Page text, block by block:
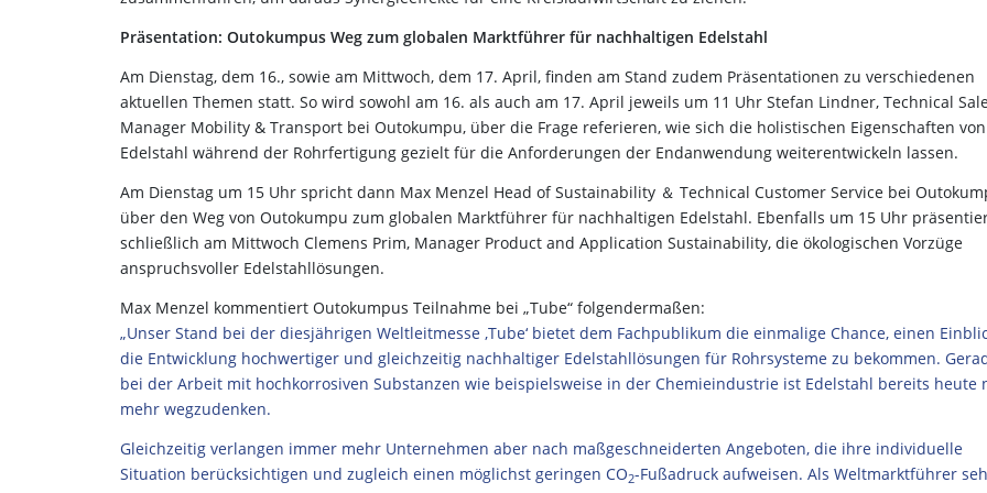
Präsentation: Outokumpus Weg zum globalen Marktführer für nachhaltigen Edelstahl
Am Dienstag, dem 16., sowie am Mittwoch, dem 17. April, finden am Stand zudem Präsentationen zu verschiedenen
aktuellen Themen statt. So wird sowohl am 16. als auch am 17. April jeweils um 11 Uhr Stefan Lindner, Technical
Manager Mobility & Transport bei Outokumpu, über die Frage referieren, wie sich die holistischen Eigenschaften von
Edelstahl während der Rohrfertigung gezielt für die Anforderungen der Endanwendung weiterentwickeln lassen.
Am Dienstag um 15 Uhr spricht dann Max Menzel Head of Sustainability ＆ Technical Customer Service bei
über den Weg von Outokumpu zum globalen Marktführer für nachhaltigen Edelstahl. Ebenfalls um 15 Uhr
schließlich am Mittwoch Clemens Prim, Manager Product and Application Sustainability, die ökologischen Vorzüge
anspruchsvoller Edelstahllösungen.
Max Menzel kommentiert Outokumpus Teilnahme bei „Tube“ folgendermaßen:
„Unser Stand bei der diesjährigen Weltleitmesse ‚Tube‘ bietet dem Fachpublikum die einmalige Chance, einen
die Entwicklung hochwertiger und gleichzeitig nachhaltiger Edelstahllösungen für Rohrsysteme zu bekommen.
bei der Arbeit mit hochkorrosiven Substanzen wie beispielsweise in der Chemieindustrie ist Edelstahl bereits heute
mehr wegzudenken.
Gleichzeitig verlangen immer mehr Unternehmen aber nach maßgeschneiderten Angeboten, die ihre individuelle
Situation berücksichtigen und zugleich einen möglichst geringen CO2-Fußadruck aufweisen. Als Weltmarktführer